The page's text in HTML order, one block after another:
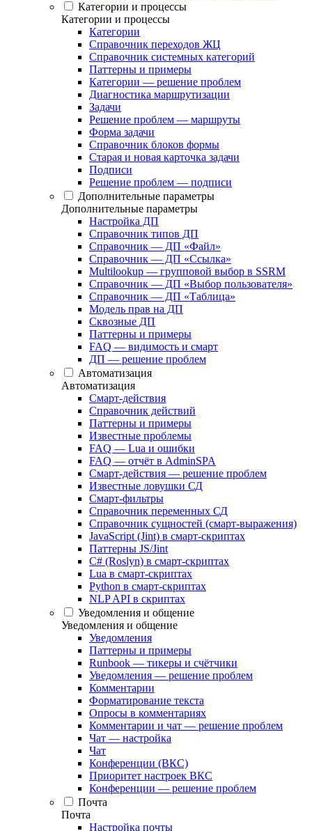
Категории и процессы
Категории и процессы
Категории
Справочник переходов ЖЦ
Справочник системных категорий
Паттерны и примеры
Категории — решение проблем
Диагностика маршрутизации
Задачи
Решение проблем — маршруты
Форма задачи
Справочник блоков формы
Старая и новая карточка задачи
Подписи
Решение проблем — подписи
Дополнительные параметры
Дополнительные параметры
Настройка ДП
Справочник типов ДП
Справочник — ДП «Файл»
Справочник — ДП «Ссылка»
Multilookup — групповой выбор в SSRM
Справочник — ДП «Выбор пользователя»
Справочник — ДП «Таблица»
Модель прав на ДП
Сквозные ДП
Паттерны и примеры
FAQ — видимость и смарт
ДП — решение проблем
Автоматизация
Автоматизация
Смарт-действия
Справочник действий
Паттерны и примеры
Известные проблемы
FAQ — Lua и ошибки
FAQ — отчёт в AdminSPA
Смарт-действия — решение проблем
Известные ловушки СД
Смарт-фильтры
Справочник переменных СД
Справочник сущностей (смарт-выражения)
JavaScript (Jint) в смарт-скриптах
Паттерны JS/Jint
C# (Roslyn) в смарт-скриптах
Lua в смарт-скриптах
Python в смарт-скриптах
NLP API в скриптах
Уведомления и общение
Уведомления и общение
Уведомления
Паттерны и примеры
Runbook — тикеры и счётчики
Уведомления — решение проблем
Комментарии
Форматирование текста
Опросы в комментариях
Комментарии и чат — решение проблем
Чат — настройка
Чат
Конференции (ВКС)
Приоритет настроек ВКС
Конференции — решение проблем
Почта
Почта
Настройка почты